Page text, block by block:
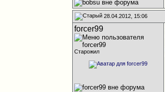
28.04.2012, 15:06
forcer99
Старожил